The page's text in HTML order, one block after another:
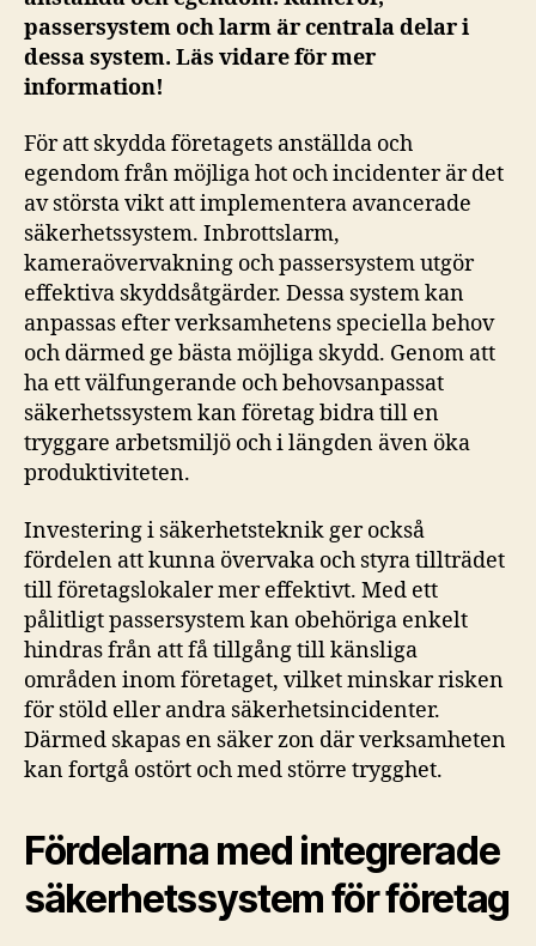
passersystem och larm är centrala delar i
dessa system. Läs vidare för mer
information!
För att skydda företagets anställda och
egendom från möjliga hot och incidenter är det
av största vikt att implementera avancerade
säkerhetssystem. Inbrottslarm,
kameraövervakning och passersystem utgör
effektiva skyddsåtgärder. Dessa system kan
anpassas efter verksamhetens speciella behov
och därmed ge bästa möjliga skydd. Genom att
ha ett välfungerande och behovsanpassat
säkerhetssystem kan företag bidra till en
tryggare arbetsmiljö och i längden även öka
produktiviteten.
Investering i säkerhetsteknik ger också
fördelen att kunna övervaka och styra tillträdet
till företagslokaler mer effektivt. Med ett
pålitligt passersystem kan obehöriga enkelt
hindras från att få tillgång till känsliga
områden inom företaget, vilket minskar risken
för stöld eller andra säkerhetsincidenter.
Därmed skapas en säker zon där verksamheten
kan fortgå ostört och med större trygghet.
Fördelarna med integrerade
säkerhetssystem för företag